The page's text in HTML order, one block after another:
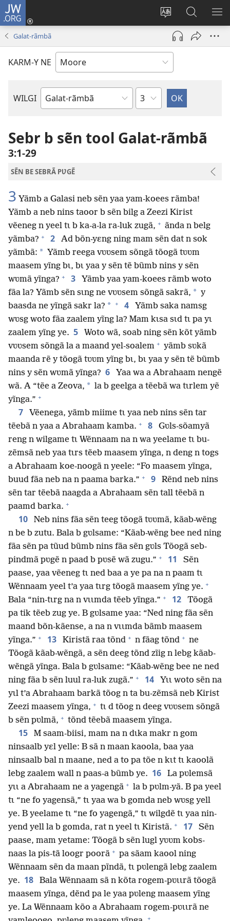
JW.ORG
Toeem-
buud-
gomdã
Pak-
(ouvre
une
Bao-
y
bũmb
Y
Galat-rãmbã
KARM-Y NE
WILGI
Livre
la
Bible
Sak
Sebr b sẽn tool Galat-rãmbã
3:1-29
SẼN BE SEBRÃ PƲGẼ
3 Yãmb a Galasi neb sẽn yaa yam-koees rãmba!
Yãmb a neb nins taoor b sẽn bilg a Zeezi Kirist
vẽeneg n yeel tɩ b ka-a-la ra-luk zugã, + ãnda n belg
yãmba? + 2
Ad bõn-yɛng ning mam sẽn dat n sok
yãmbã: * Yãmb reega vʋʋsem sõngã tõogã tʋʋm
maasem yĩng bɩ, bɩ yaa y sẽn tẽ bũmb nins y sẽn
wʋmã yĩnga? + 3
Yãmb yaa yam-koees rãmb woto
fãa la? Yãmb sẽn sɩng ne vʋʋsem sõngã sakrã, * y
baasda ne yĩngã sakr la? * + 4
Yãmb saka namsg
wʋsg woto fãa zaalem yĩng la? Mam kɩsa sɩd tɩ pa yɩ
zaalem yĩng ye. 5
Woto wã, soab ning sẽn kõt yãmb
vʋʋsem sõngã la a maand yel-soalem + yãmb sʋkã
maanda rẽ y tõogã tʋʋm yĩng bɩ, bɩ yaa y sẽn tẽ bũmb
nins y sẽn wʋmã yĩnga? 6
Yaa wa a Abrahaam nengẽ
wã. A “tẽe a Zeova, * la b geelga a tẽebã wa tɩrlem yẽ
yĩnga.” +
7
Vẽenega, yãmb miime tɩ yaa neb nins sẽn tar
tẽebã n yaa a Abrahaam kamba. + 8
Gʋls-sõamyã
reng n wilgame tɩ Wẽnnaam na n wa yeelame tɩ bu-
zẽmsã neb yaa tɩrs tẽeb maasem yĩnga, n deng n togs
a Abrahaam koe-noogã n yeele: “Fo maasem yĩnga,
buud fãa neb na n paama barka.” + 9
Rẽnd neb nins
sẽn tar tẽebã naagda a Abrahaam sẽn tall tẽebã n
paamd barka. +
10
Neb nins fãa sẽn teeg tõogã tʋʋmã, kãab-wẽng
n be b zutu. Bala b gʋlsame: “Kãab-wẽng bee ned ning
fãa sẽn pa tũud bũmb nins fãa sẽn gʋls Tõogã seb-
pindmã pʋgẽ n paad b pʋsẽ wã zugu.” + 11
Sẽn
paase, yaa vẽeneg tɩ ned baa a ye pa na n paam tɩ
Wẽnnaam yeel t’a yaa tɩrg tõogã maasem yĩng ye. +
Bala “nin-tɩrg na n vɩɩmda tẽeb yĩnga.” + 12
Tõogã
pa tik tẽeb zug ye. B gʋlsame yaa: “Ned ning fãa sẽn
maand bõn-kãense, a na n vɩɩmda bãmb maasem
yĩnga.” + 13 Kiristã raa tõnd + n fãag tõnd + ne
Tõogã kãab-wẽngã, a sẽn deeg tõnd zĩig n lebg kãab-
wẽngã yĩnga. Bala b gʋlsame: “Kãab-wẽng bee ne ned
ning fãa b sẽn luul ra-luk zugã.” + 14
Yɩɩ woto sẽn na
yɩl t’a Abrahaam barkã tõog n ta bu-zẽmsã neb Kirist
Zeezi maasem yĩnga, + tɩ d tõog n deeg vʋʋsem sõngã
b sẽn pʋlmã, + tõnd tẽebã maasem yĩnga.
15
M saam-biisi, mam na n dɩka makr n gom
ninsaalb yɛl yelle: B sã n maan kaoola, baa yaa
ninsaalb bal n maane, ned a to pa tõe n kɩt tɩ kaoolã
lebg zaalem wall n paas-a bũmb ye. 16
La pʋlemsã
yɩɩ a Abrahaam ne a yagengã + la b pʋlm-yã. B pa yeel
tɩ “ne fo yagensã,” tɩ yaa wa b gomda neb wʋsg yell
ye. B yeelame tɩ “ne fo yagengã,” tɩ wilgdẽ tɩ yaa nin-
yend yell la b gomda, rat n yeel tɩ Kiristã. + 17
Sẽn
paase, mam yetame: Tõogã b sẽn lugl yʋʋm kobs-
naas la pis-tã loogr poorã + pa sãam kaool ning
Wẽnnaam sẽn da maan pĩndã, tɩ pʋlengã lebg zaalem
ye. 18
Bala Wẽnnaam sã n kõta rogem-pʋɩɩrã tõogã
maasem yĩnga, dẽnd pa le yaa pʋleng maasem yĩng
ye. La Wẽnnaam kõo a Abrahaam rogem-pʋɩɩrã ne
+